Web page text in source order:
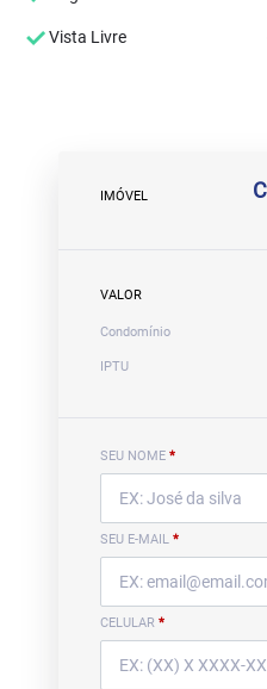
Vista Livre
IMÓVEL
VALOR
Condomínio
IPTU
SEU NOME *
SEU E-MAIL *
CELULAR *